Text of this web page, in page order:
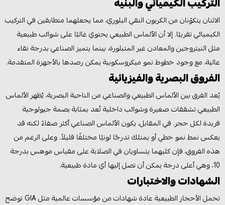
الاثنان يتكوّنان من الكربون النقي البلوري، مما يجعلهما متطابقين في التركيب
الكيميائي تقريبًا. إلا أن الألماس الطبيعي يحتوي غالبًا على شوائب طبيعية
مثل النيتروجين والمعادن غير المتبلورة، بينما يتميز الصناعي بدرجة نقاء
عالية، مع وجود خطوط نمو ميكروسكوبية يمكن رصدها بالأجهزة المتقدمة.
الفروق البصرية والفيزيائية
يُعد الفرق بين الألماس الطبيعي والصناعي من الناحية البصرية، يُظهر الألماس
الطبيعي تشققات صغيرة وشوائب داخلية تُعد بمثابة بصمة جيولوجية
فريدة لكل حجر. في المقابل، يكون الألماس الصناعي أكثر صفاءً لكنه قد
يعكس نمط نمو خطي أو يمتلك تدرجًا لونيًا مختلفًا قليلاً. وعلى الرغم من
هذه الفروق، فإن كليهما يتساويان في الصلابة على مقياس موهس بدرجة
10، وهي أعلى درجة يمكن أن تصل إليها أي مادة طبيعية.
الشهادات والاختبارات
تحمل الأحجار الطبيعية عادة شهادات من مؤسسات عالمية مثل GIA توضح